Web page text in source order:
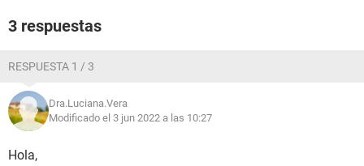
3 respuestas
RESPUESTA 1 / 3
Dra.Luciana.Vera
Modificado el 3 jun 2022 a las 10:27
Hola,